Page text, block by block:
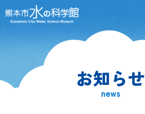
熊本市水の科学館とは
お知らせ
news